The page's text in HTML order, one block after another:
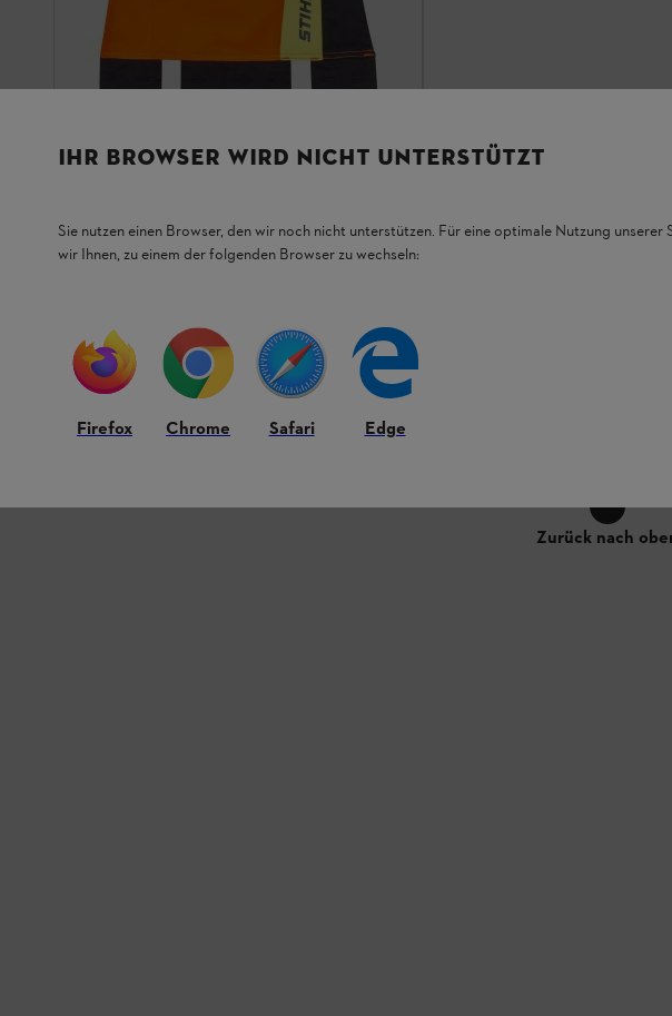
Protektoren / Hosenträger
34,90 €
Vergleichen
Zurück nach
IHR BROWSER WIRD NICHT UNTERSTÜTZT
Sie nutzen einen Browser, den wir noch nicht unterstützen. Für eine optimale Nutzung unserer
wir Ihnen, zu einem der folgenden Browser zu wechseln:
Firefox Chrome Safari Edge